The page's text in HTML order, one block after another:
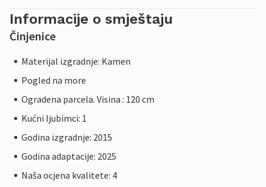
Informacije o smještaju
Činjenice
Materijal izgradnje: Kamen
Pogled na more
Ogradena parcela. Visina : 120 cm
Kućni ljubimci: 1
Godina izgradnje: 2015
Godina adaptacije: 2025
Naša ocjena kvalitete: 4